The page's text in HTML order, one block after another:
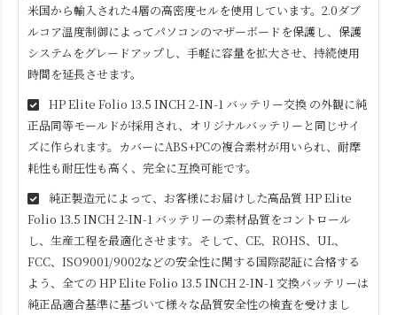
米国から輸入された4層の高密度セルを使用しています。2.0ダブ
ルコア温度制御によってパソコンのマザーボードを保護し、保護
システムをグレードアップし、手軽に容量を拡大させ、持続使用
時間を延長させます。
HP Elite Folio 13.5 INCH 2-IN-1 バッテリー交換 の外観に純
正品同等モールドが採用され、オリジナルバッテリーと同じサイ
ズに作られます。カバーにABS+PCの複合素材が用いられ、耐摩
耗性も耐圧性も高く、完全に互換可能です。
純正製造元によって、お客様にお届けした高品質 HP Elite
Folio 13.5 INCH 2-IN-1 バッテリーの素材品質をコントロール
し、生産工程を最適化させます。そして、CE、ROHS、UL、
FCC、ISO9001/9002などの安全性に関する国際認証に合格する
よう、全ての HP Elite Folio 13.5 INCH 2-IN-1交換バッテリーは
純正品適合基準に基づいて様々な品質安全性の検査を受けまし